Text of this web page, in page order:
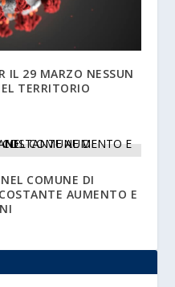
IL 29 MARZO NESSUN
TERRITORIO
COMUNE DI
AUMENTO E